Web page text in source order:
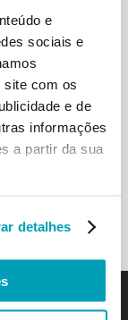
e
sociais e
site com os
e de
informações
a partir da sua
detalhes